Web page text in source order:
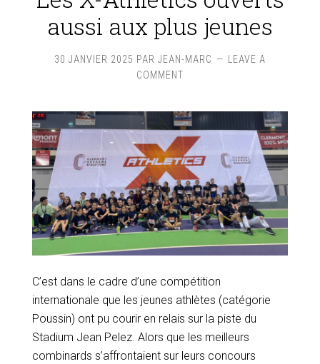
aussi aux plus jeunes
30 JANVIER 2025 PAR JEAN-MARC
LEAVE A
COMMENT
C’est dans le cadre d’une compétition
internationale que les jeunes athlètes (catégorie
Poussin) ont pu courir en relais sur la piste du
Stadium Jean Pelez. Alors que les meilleurs
combinards s’affrontaient sur leurs concours